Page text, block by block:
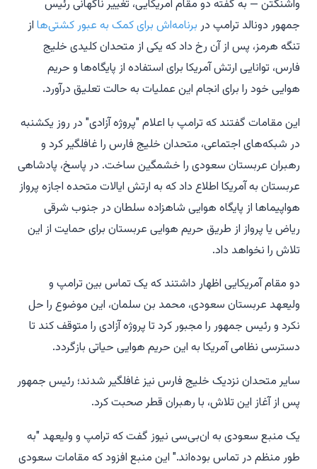
واشنگتن — به گفته دو مقام آمریکایی، تغییر ناگهانی رئیس
جمهور دونالد ترامپ در برنامه‌اش برای کمک به عبور کشتی‌ها از
تنگه هرمز، پس از آن رخ داد که یکی از متحدان کلیدی خلیج
فارس، توانایی ارتش آمریکا برای استفاده از پایگاه‌ها و حریم
هوایی خود را برای انجام این عملیات به حالت تعلیق درآورد.
این مقامات گفتند که ترامپ با اعلام "پروژه آزادی" در روز یکشنبه
در شبکه‌های اجتماعی، متحدان خلیج فارس را غافلگیر کرد و
رهبران عربستان سعودی را خشمگین ساخت. در پاسخ، پادشاهی
عربستان به آمریکا اطلاع داد که به ارتش ایالات متحده اجازه پرواز
هواپیماها از پایگاه هوایی شاهزاده سلطان در جنوب شرقی
ریاض یا پرواز از طریق حریم هوایی عربستان برای حمایت از این
تلاش را نخواهد داد.
دو مقام آمریکایی اظهار داشتند که یک تماس بین ترامپ و
ولیعهد عربستان سعودی، محمد بن سلمان، این موضوع را حل
نکرد و رئیس جمهور را مجبور کرد تا پروژه آزادی را متوقف کند تا
دسترسی نظامی آمریکا به این حریم هوایی حیاتی بازگردد.
سایر متحدان نزدیک خلیج فارس نیز غافلگیر شدند؛ رئیس جمهور
پس از آغاز این تلاش، با رهبران قطر صحبت کرد.
یک منبع سعودی به ان‌بی‌سی نیوز گفت که ترامپ و ولیعهد "به
طور منظم در تماس بوده‌اند." این منبع افزود که مقامات سعودی